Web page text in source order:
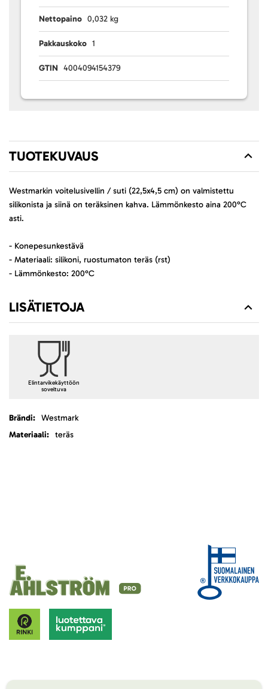
Nettopaino 0,032 kg
Pakkauskoko 1
GTIN 4004094154379
TUOTEKUVAUS
Westmarkin voitelusivellin / suti (22,5x4,5 cm) on valmistettu
silikonista ja siinä on teräksinen kahva. Lämmönkesto aina 200°C
asti.
- Konepesunkestävä
- Materiaali: silikoni, ruostumaton teräs (rst)
- Lämmönkesto: 200°C
LISÄTIETOJA
Elintarvikekäyttöön
soveltuva
LisätietojaWestmark
teräs